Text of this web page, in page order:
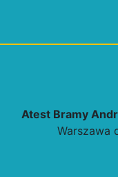
Atest Bramy
Warszawa